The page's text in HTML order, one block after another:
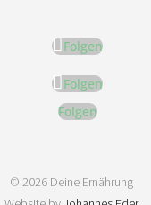
Folgen
Folgen
Folgen
© 2026 Deine Ernährung